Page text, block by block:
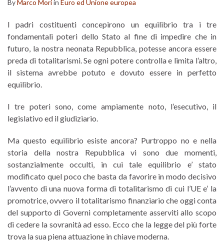
ByMarco Moriin Euro ed Unione europea
I padri costituenti concepirono un equilibrio tra i tre
fondamentali poteri dello Stato al fine di impedire che in
futuro, la nostra neonata Repubblica, potesse ancora essere
preda di totalitarismi. Se ogni potere controlla e limita l’altro,
il sistema avrebbe potuto e dovuto essere in perfetto
equilibrio.
I tre poteri sono, come ampiamente noto, l’esecutivo, il
legislativo ed il giudiziario.
Ma questo equilibrio esiste ancora? Purtroppo no e nella
storia della nostra Repubblica vi sono due momenti,
sostanzialmente occulti, in cui tale equilibrio e’ stato
modificato quel poco che basta da favorire in modo decisivo
l’avvento di una nuova forma di totalitarismo di cui l’UE e’ la
promotrice, ovvero il totalitarismo finanziario che oggi conta
del supporto di Governi completamente asserviti allo scopo
di cedere la sovranità ad esso. Ecco che la legge del più forte
trova la sua piena attuazione in chiave moderna.